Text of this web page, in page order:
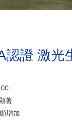
認證 激光
著
增加